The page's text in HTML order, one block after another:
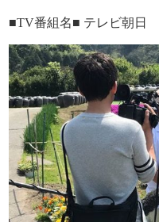
■TV番組名■ テレビ朝日